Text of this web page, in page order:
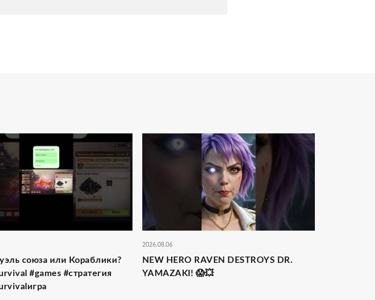
союза или Кораблики?
#games #стратегия
2026.08.06
NEW HERO RAVEN DESTROYS DR.
YAMAZAKI! 😱💥